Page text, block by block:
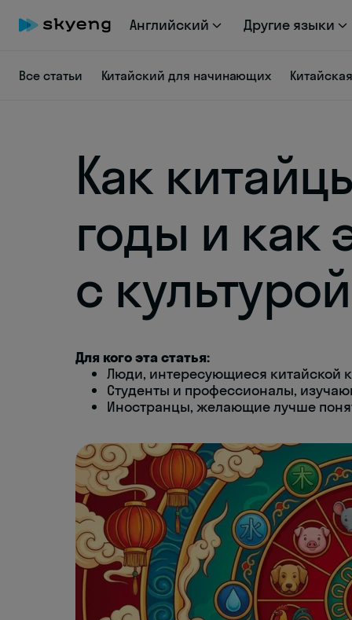
Английский Другие языки
Все статьи Китайский для начинающих
Как
годы и как
с культурой
Для кого эта статья:
Люди, интересующиеся китайской
Студенты и профессионалы,
Иностранцы, желающие лучше